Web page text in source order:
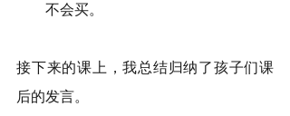
不会买。
接下来的课上，我总结归纳了孩子们课
后的发言。